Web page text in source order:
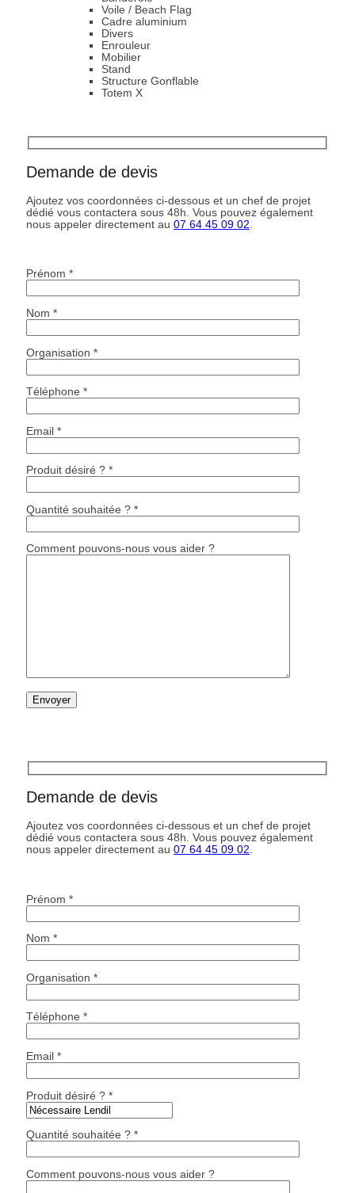
Voile / Beach Flag
Cadre aluminium
Divers
Enrouleur
Mobilier
Stand
Structure Gonflable
Totem X
Demande de devis
Ajoutez vos coordonnées ci-dessous et un chef de projet
dédié vous contactera sous 48h. Vous pouvez également
nous appeler directement au 07 64 45 09 02.
Prénom *
Nom *
Organisation *
Téléphone *
Email *
Produit désiré ? *
Quantité souhaitée ? *
Comment pouvons-nous vous aider ?
Demande de devis
Ajoutez vos coordonnées ci-dessous et un chef de projet
dédié vous contactera sous 48h. Vous pouvez également
nous appeler directement au 07 64 45 09 02.
Prénom *
Nom *
Organisation *
Téléphone *
Email *
Produit désiré ? *
Quantité souhaitée ? *
Comment pouvons-nous vous aider ?